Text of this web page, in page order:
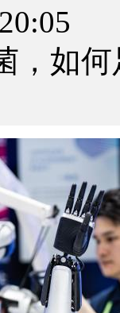
，如